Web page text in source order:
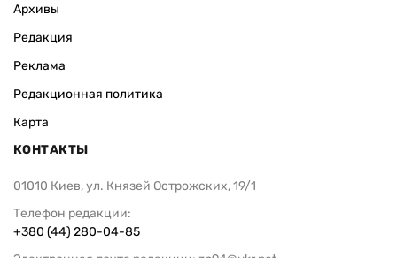
Архивы
Редакция
Реклама
Редакционная политика
Карта
КОНТАКТЫ
01010 Киев, ул. Князей Острожских, 19/1
Телефон редакции:
+380 (44) 280-04-85